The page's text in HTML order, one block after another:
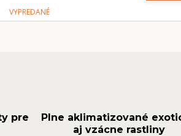
VYPREDANÉ
pre
Plne aklimatizované
aj vzácne rastliny